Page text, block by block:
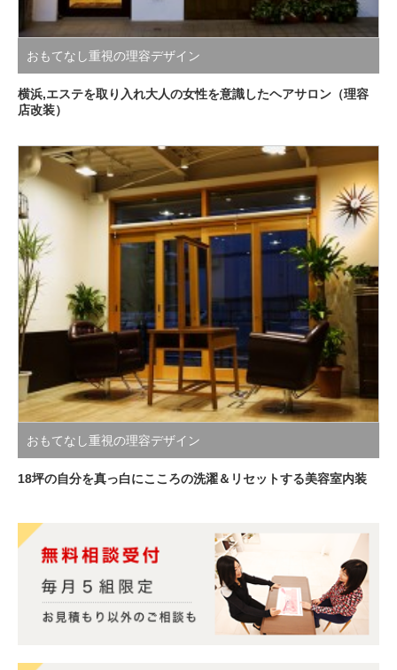
おもてなし重視の理容デザイン
横浜,エステを取り入れ大人の女性を意識したヘアサロン（理容
店改装）
おもてなし重視の理容デザイン
18坪の自分を真っ白にこころの洗濯＆リセットする美容室内装